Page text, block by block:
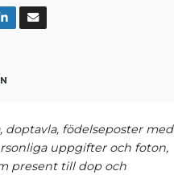
doptavla, födelseposter med
uppgifter och foton,
present till dop och